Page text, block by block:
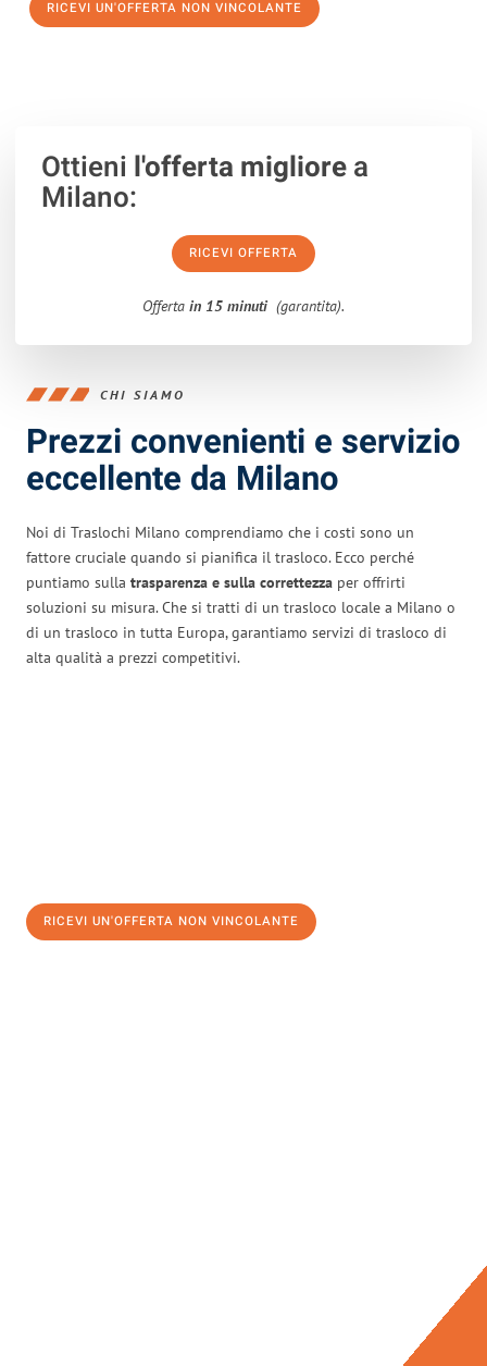
RICEVI UN'OFFERTA NON VINCOLANTE
Ottieni l'offerta migliorea
Milano:
RICEVI OFFERTA
Offerta in 15 minuti (garantita).
CHI SIAMO
Prezzi convenienti e servizio
eccellente da Milano
Noi di Traslochi Milano comprendiamo che i costi sono un
fattore cruciale quando si pianifica il trasloco. Ecco perché
puntiamo sulla trasparenza e sulla correttezza per offrirti
soluzioni su misura. Che si tratti di un trasloco locale a Milano o
di un trasloco in tutta Europa, garantiamo servizi di trasloco di
alta qualità a prezzi competitivi.
RICEVI UN'OFFERTA NON VINCOLANTE